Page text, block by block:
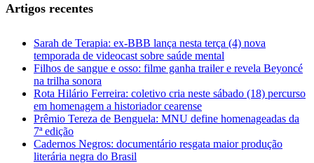
Artigos recentes
Sarah de Terapia: ex-BBB lança nesta terça (4) nova
temporada de videocast sobre saúde mental
Filhos de sangue e osso: filme ganha trailer e revela Beyoncé
na trilha sonora
Rota Hilário Ferreira: coletivo cria neste sábado (18) percurso
em homenagem a historiador cearense
Prêmio Tereza de Benguela: MNU define homenageadas da
7ª edição
Cadernos Negros: documentário resgata maior produção
literária negra do Brasil